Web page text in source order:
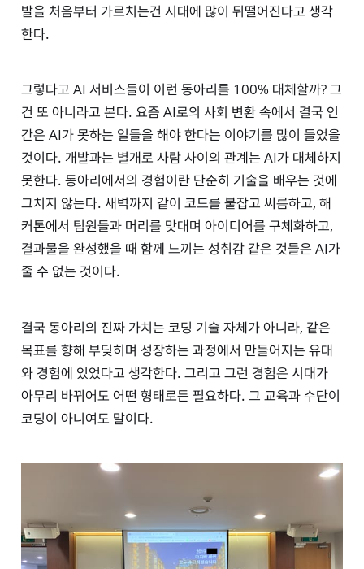
발을 처음부터 가르치는건 시대에 많이 뒤떨어진다고 생각
한다.
그렇다고 AI 서비스들이 이런 동아리를 100% 대체할까? 그
건 또 아니라고 본다. 요즘 AI로의 사회 변환 속에서 결국 인
간은 AI가 못하는 일들을 해야 한다는 이야기를 많이 들었을
것이다. 개발과는 별개로 사람 사이의 관계는 AI가 대체하지
못한다. 동아리에서의 경험이란 단순히 기술을 배우는 것에
그치지 않는다. 새벽까지 같이 코드를 붙잡고 씨름하고, 해
커톤에서 팀원들과 머리를 맞대며 아이디어를 구체화하고,
결과물을 완성했을 때 함께 느끼는 성취감 같은 것들은 AI가
줄 수 없는 것이다.
결국 동아리의 진짜 가치는 코딩 기술 자체가 아니라, 같은
목표를 향해 부딪히며 성장하는 과정에서 만들어지는 유대
와 경험에 있었다고 생각한다. 그리고 그런 경험은 시대가
아무리 바뀌어도 어떤 형태로든 필요하다. 그 교육과 수단이
코딩이 아니여도 말이다.